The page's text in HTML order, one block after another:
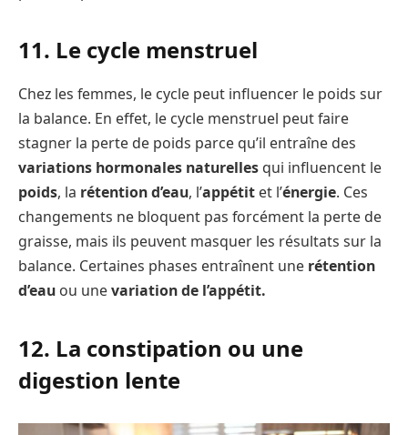
11. Le cycle menstruel
Chez les femmes, le cycle peut influencer le poids sur
la balance. En effet, le cycle menstruel peut faire
stagner la perte de poids parce qu’il entraîne des
variations hormonales naturelles qui influencent le
poids, la rétention d’eau, l’appétit et l’énergie. Ces
changements ne bloquent pas forcément la perte de
graisse, mais ils peuvent masquer les résultats sur la
balance. Certaines phases entraînent une rétention
d’eau ou unevariation de l’appétit.
12. La constipation ou une
digestion lente